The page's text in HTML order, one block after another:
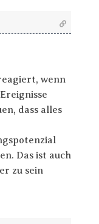
wenn
dass alles
Das ist auch
zu sein